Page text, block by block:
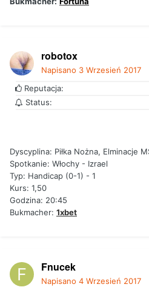
robotox
Napisano 3 Wrzesień 2017
Reputacja:
Status:
Dyscyplina: Piłka Nożna, Elminacje
Spotkanie: Włochy - Izrael
Typ: Handicap (0-1) - 1
Kurs: 1,50
Godzina: 20:45
Bukmacher: 1xbet
Fnucek
Napisano 4 Wrzesień 2017